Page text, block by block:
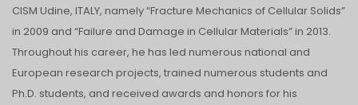
CISM Udine, ITALY, namely “Fracture Mechanics of Cellular Solids”
in 2009 and “Failure and Damage in Cellular Materials” in 2013.
Throughout his career, he has led numerous national and
European research projects, trained numerous students and
Ph.D. students, and received awards and honors for his